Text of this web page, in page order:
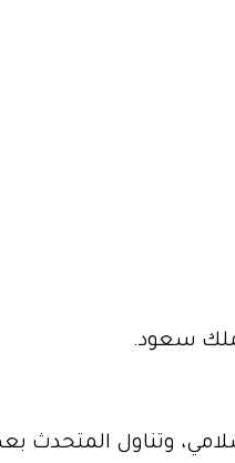
سعود.
وتناول